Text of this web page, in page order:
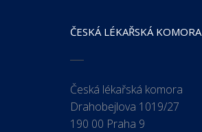
ČESKÁ LÉKAŘSKÁ KOMORA
Česká lékařská komora
Drahobejlova 1019/27
190 00 Praha 9